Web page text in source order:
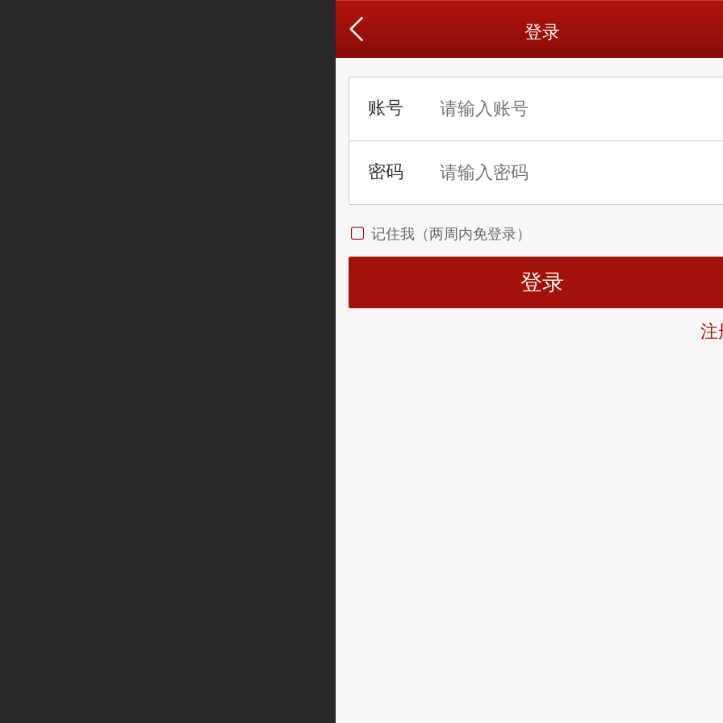
登录
记住我（两周内免登录）
注